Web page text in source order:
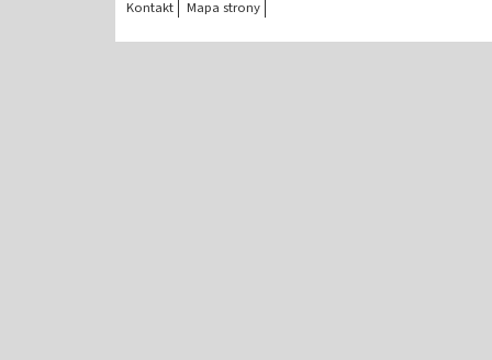
Kontakt Mapa strony